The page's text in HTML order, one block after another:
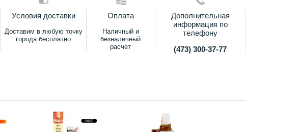
Условия доставки
Доставим в любую точку
города бесплатно
Оплата
Наличный и
безналичный
расчет
Дополнительная
информация по
телефону
(473) 300-37-77